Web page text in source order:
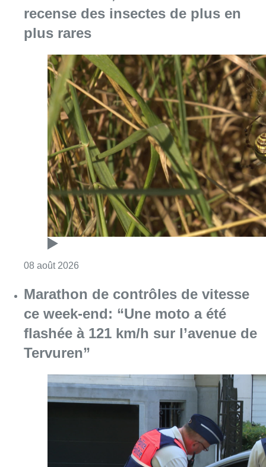
recense des insectes de plus en
plus rares
08 août 2026
Marathon de contrôles de vitesse
ce week-end: “Une moto a été
flashée à 121 km/h sur l’avenue de
Tervuren”